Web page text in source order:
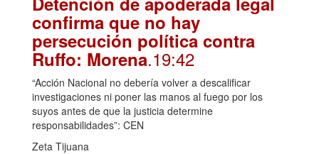
confirma que no hay
persecución política contra
Ruffo: Morena.19:42
“Acción Nacional no debería volver a descalificar
investigaciones ni poner las manos al fuego por los
suyos antes de que la justicia determine
responsabilidades”: CEN
Zeta Tijuana